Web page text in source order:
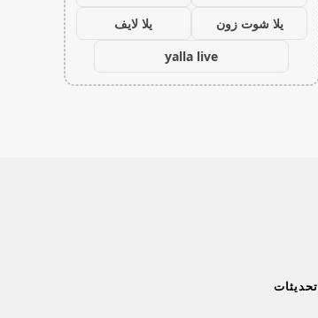
يلا شوت زون
يلا لايف
yalla live
تحديثات